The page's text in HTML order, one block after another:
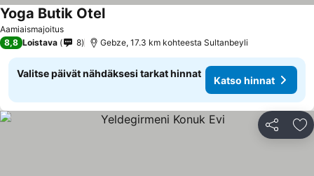
Aamiaismajoitus
Yoga Butik Otel
8,8 Loistava 8 Gebze, 17.3 km kohteesta Sultanbeyli
Valitse päivät nähdäksesi tarkat hinnat
Katso hinnat
Jaa